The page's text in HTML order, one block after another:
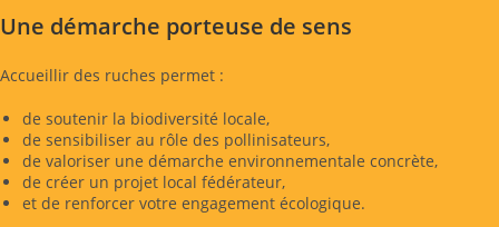
Une démarche porteuse de sens
Accueillir des ruches permet :
de soutenir la biodiversité locale,
de sensibiliser au rôle des pollinisateurs,
de valoriser une démarche environnementale concrète,
de créer un projet local fédérateur,
et de renforcer votre engagement écologique.